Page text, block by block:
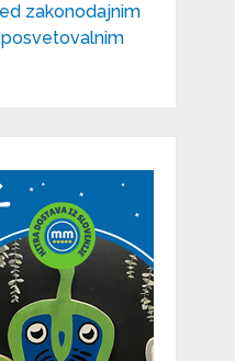
zakonodajnim